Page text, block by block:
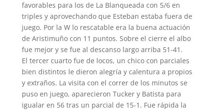
favorables para los de La Blanqueada con 5/6 en
triples y aprovechando que Esteban estaba fuera de
juego. Por la W lo rescatable era la buena actuación
de Aristimuño con 11 puntos. Sobre el cierre el albo
fue mejor y se fue al descanso largo arriba 51-41.
El tercer cuarto fue de locos, un chico con parciales
bien distintos le dieron alegría y calentura a propios
y extraños. La visita con el correr de los minutos se
puso en juego, aparecieron Tucker y Batista para
igualar en 56 tras un parcial de 15-1. Fue rápida la